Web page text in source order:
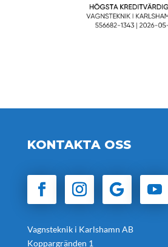
KONTAKTA OSS
Vagnsteknik i Karlshamn AB
Koppargränden 1